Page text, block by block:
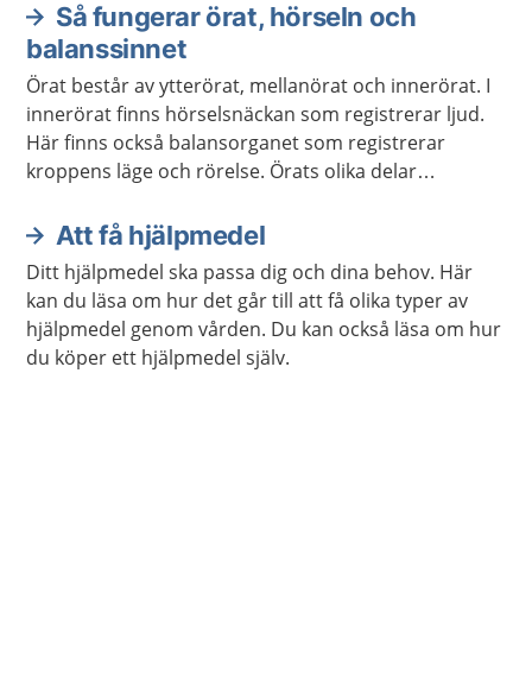
Så fungerar örat, hörseln och
balanssinnet
Örat består av ytterörat, mellanörat och innerörat. I
innerörat finns hörselsnäckan som registrerar ljud.
Här finns också balansorganet som registrerar
kroppens läge och rörelse. Örats olika delar
hörselcentrum och balanscentrum i hjärnan.
Att få hjälpmedel
Ditt hjälpmedel ska passa dig och dina behov. Här
kan du läsa om hur det går till att få olika typer av
hjälpmedel genom vården. Du kan också läsa om hur
du köper ett hjälpmedel själv.